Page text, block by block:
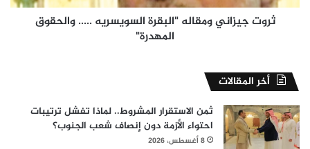
ثروت جيزاني ومقاله "البقرة السويسريه ..... والحقوق
المهدرة"
أخر المقالات
ثمن الاستقرار المشروط.. لماذا تفشل ترتيبات
احتواء الأزمة دون إنصاف شعب الجنوب؟
8 أغسطس، 2026